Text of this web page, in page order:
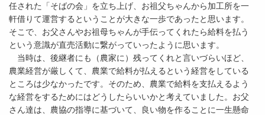
任された「そばの会」を立ち上げ、お祖父ちゃんから加工所を一
軒借りて運営するということが大きな一歩であったと思います。
そこで、お父さんやお祖母ちゃんが手伝ってくれたら給料を払う
という意識が直売活動に繋がっていったように思います。
当時は、後継者にも（農家に）残ってくれと言いづらいほど、
農業経営が厳しくて、農業で給料が払えるという経営をしている
ところは少なかったです。そのため、農業で給料を支払えるよう
な経営をするためにはどうしたらいいかと考えていました。お父
さん達は、農協の指導に基づいて、良い物を作ることに一生懸命